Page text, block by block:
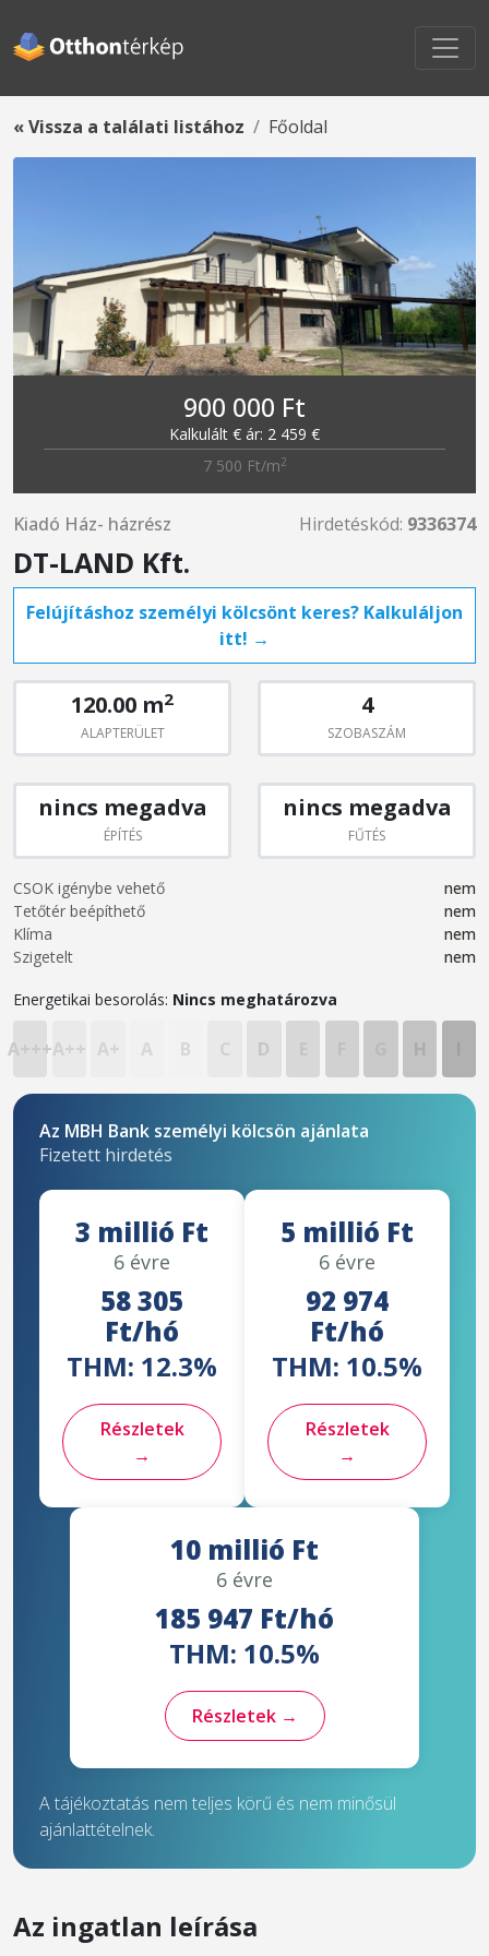
« Vissza a találati listához Főoldal
900 000 Ft
Kalkulált € ár: 2 459 €
7 500 Ft/m2
Kiadó Ház- házrész Hirdetéskód: 9336374
DT-LAND Kft.
Felújításhoz személyi kölcsönt keres? Kalkuláljon
itt! →
120.00 m2
ALAPTERÜLET
4
SZOBASZÁM
nincs megadva
ÉPÍTÉS
nincs megadva
FŰTÉS
CSOK igénybe vehető
nem
Tetőtér beépíthető
nem
Klíma
nem
Szigetelt
nem
Energetikai besorolás: Nincs meghatározva
A+++A++ A+ A B C D
Az MBH Bank személyi kölcsön ajánlata
Fizetett hirdetés
3 millió Ft
6 évre
58 305
Ft/hó
THM: 12.3%
Részletek
→
5 millió Ft
6 évre
92 974
Ft/hó
THM: 10.5%
Részletek
→
10 millió Ft
6 évre
185 947 Ft/hó
THM: 10.5%
Részletek →
A tájékoztatás nem teljes körű és nem minősül
ajánlattételnek.
Az ingatlan leírása